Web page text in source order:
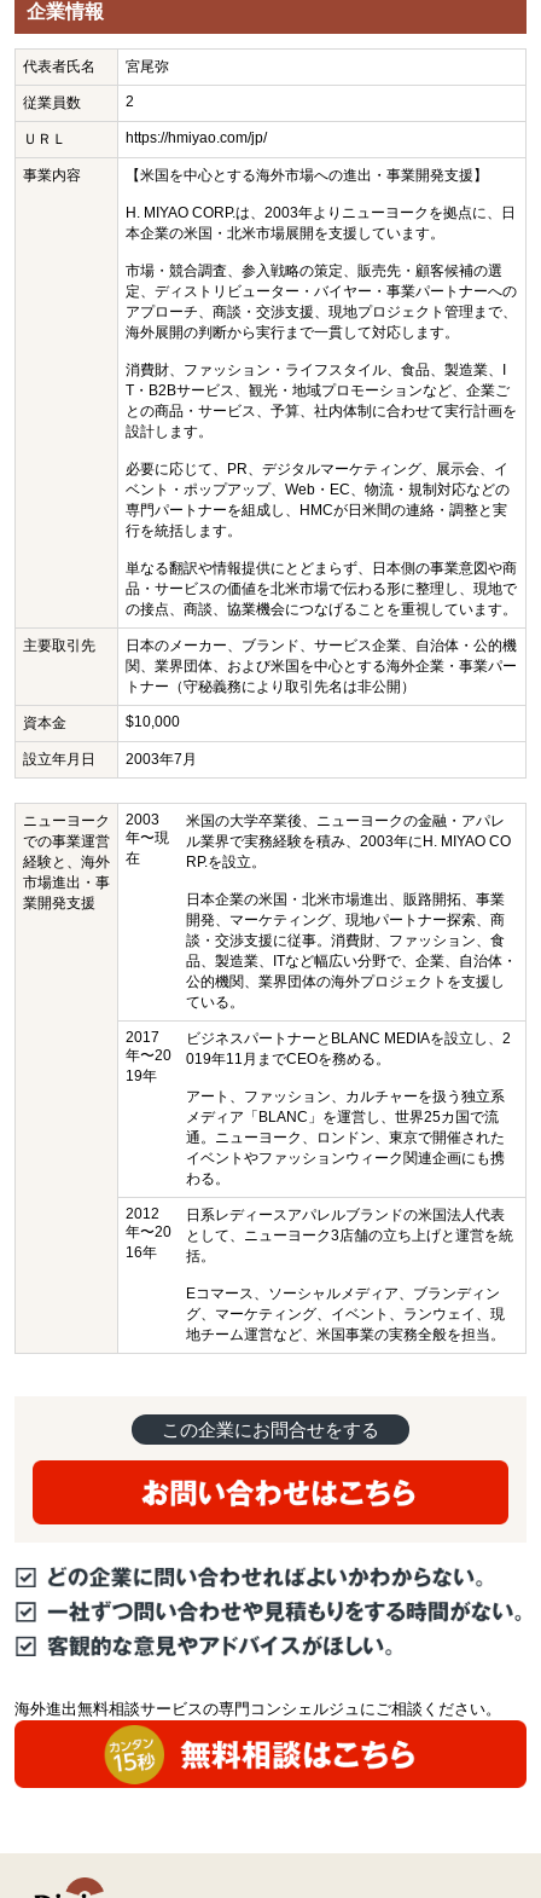
企業情報
代表者氏名 宮尾弥
従業員数 2
ＵＲＬ https://hmiyao.com/jp/
事業内容 【米国を中心とする海外市場への進出・事業開発支援】
H. MIYAO CORP.は、2003年よりニューヨークを拠点に、日
本企業の米国・北米市場展開を支援しています。
市場・競合調査、参入戦略の策定、販売先・顧客候補の選
定、ディストリビューター・バイヤー・事業パートナーへの
アプローチ、商談・交渉支援、現地プロジェクト管理まで、
海外展開の判断から実行まで一貫して対応します。
消費財、ファッション・ライフスタイル、食品、製造業、I
T・B2Bサービス、観光・地域プロモーションなど、企業ご
との商品・サービス、予算、社内体制に合わせて実行計画を
設計します。
必要に応じて、PR、デジタルマーケティング、展示会、イ
ベント・ポップアップ、Web・EC、物流・規制対応などの
専門パートナーを組成し、HMCが日米間の連絡・調整と実
行を統括します。
単なる翻訳や情報提供にとどまらず、日本側の事業意図や商
品・サービスの価値を北米市場で伝わる形に整理し、現地で
の接点、商談、協業機会につなげることを重視しています。
主要取引先
日本のメーカー、ブランド、サービス企業、自治体・公的機
関、業界団体、および米国を中心とする海外企業・事業パー
トナー（守秘義務により取引先名は非公開）
資本金 $10,000
設立年月日 2003年7月
ニューヨーク
での事業運営
経験と、海外
市場進出・事
業開発支援
2003
年〜現
在
米国の大学卒業後、ニューヨークの金融・アパレ
ル業界で実務経験を積み、2003年にH. MIYAO CO
RP.を設立。
日本企業の米国・北米市場進出、販路開拓、事業
開発、マーケティング、現地パートナー探索、商
談・交渉支援に従事。消費財、ファッション、食
品、製造業、ITなど幅広い分野で、企業、自治体・
公的機関、業界団体の海外プロジェクトを支援し
ている。
2017
年〜20
19年
ビジネスパートナーとBLANC MEDIAを設立し、2
019年11月までCEOを務める。
アート、ファッション、カルチャーを扱う独立系
メディア「BLANC」を運営し、世界25カ国で流
通。ニューヨーク、ロンドン、東京で開催された
イベントやファッションウィーク関連企画にも携
わる。
2012
年〜20
16年
日系レディースアパレルブランドの米国法人代表
として、ニューヨーク3店舗の立ち上げと運営を統
括。
Eコマース、ソーシャルメディア、ブランディン
グ、マーケティング、イベント、ランウェイ、現
地チーム運営など、米国事業の実務全般を担当。
この企業にお問合せをする
海外進出無料相談サービスの専門コンシェルジュにご相談ください。